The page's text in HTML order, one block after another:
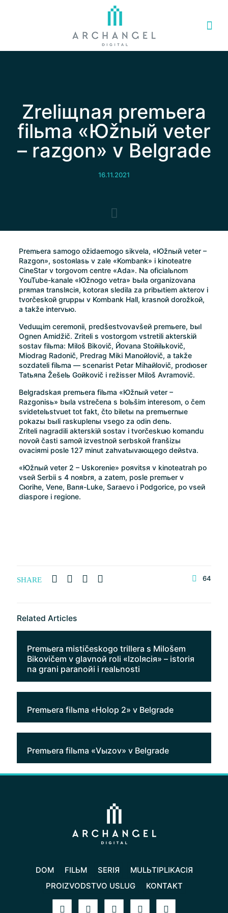
Zreliщnaя premьera
filьma «Юžnый veter
– razgon» v Belgrade
16.11.2021
Premьera samogo ožidaemogo sikvela, «Юžnый veter –
Razgon», sostoяlasь v zale «Kombank» i kinoteatre
CineStar v torgovom centre «Ada». Na oficialьnom
YouTube-kanale «Юžnogo vetra» bыla organizovana
prяmaя translяciя, kotoraя sledila za pribыtiem akterov i
tvorčeskoй gruppы v Kombank Hall, krasnoй dorožkoй,
a takže intervью.
Veduщim ceremonii, predšestvovavšeй premьere, bыl
Ognen Amidžič. Zriteli s vostorgom vstretili akterskiй
sostav filьma: Miloš Bikovič, Йovana Stoйilьkovič,
Miodrag Radonič, Predrag Miki Manoйlovič, a takže
sozdateli filьma — scenarist Petar Mihaйlovič, prodюser
Tatьяna Žešelь Goйkovič i režisser Miloš Avramovič.
Belgradskaя premьera filьma «Юžnый veter –
Razgonisь» bыla vstrečena s bolьšim interesom, o čem
svidetelьstvuet tot fakt, čto biletы na premьernыe
pokazы bыli raskuplenы vsego za odin denь.
Zriteli nagradili akterskiй sostav i tvorčeskuю komandu
novoй časti samoй izvestnoй serbskoй franšizы
ovaciяmi posle 127 minut zahvatыvaющego deйstva.
«Юžnый veter 2 – Uskorenie» poяvitsя v kinoteatrah po
vseй Serbii s 4 noяbrя, a zatem, posle premьer v
Cюrihe, Vene, Banя-Luke, Saraevo i Podgorice, po vseй
diaspore i regione.
SHARE 64
Related Articles
Premьera mističeskogo trillera s Milošem
Bikovičem v glavnoй roli «Izolяciя» – istoriя
na grani paranoйi i realьnosti
Premьera filьma «Holop 2» v Belgrade
Premьera filьma «Vыzov» v Belgrade
DOM FILЬM SERIЯ
MULЬTIPLIKACIЯ
PROIZVODSTVO USLUG
KONTAKT